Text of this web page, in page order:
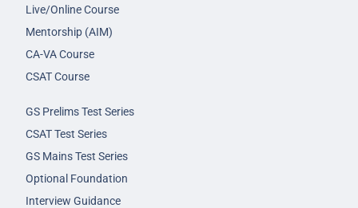
Live/Online Course
Mentorship (AIM)
CA-VA Course
CSAT Course
GS Prelims Test Series
CSAT Test Series
GS Mains Test Series
Optional Foundation
Interview Guidance